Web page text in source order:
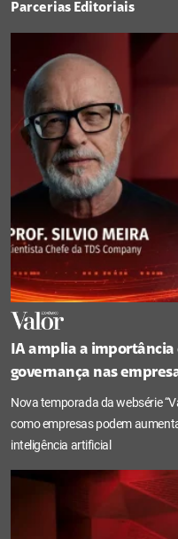
Parcerias Editoriais
IA amplia a importância
governança nas
Nova temporada da websérie
como empresas podem
inteligência artificial